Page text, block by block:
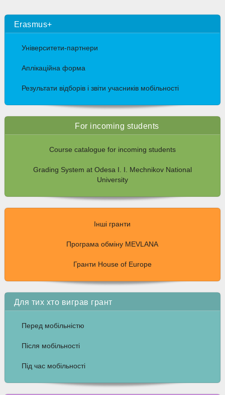
Erasmus+
Університети-партнери
Аплікаційна форма
Результати відборів і звіти учасників мобільності
For incoming students
Course catalogue for incoming students
Grading System at Odesa I. I. Mechnikov National
University
Інші гранти
Програма обміну MEVLANA
Гранти House of Europe
Для тих хто виграв грант
Перед мобільністю
Після мобільності
Під час мобільності